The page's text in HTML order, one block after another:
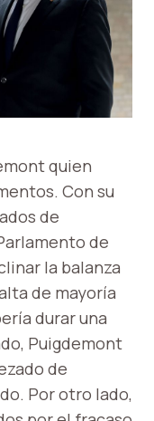
quien
Con su
de
de
la balanza
de mayoría
durar una
Puigdemont
de
Por otro lado,